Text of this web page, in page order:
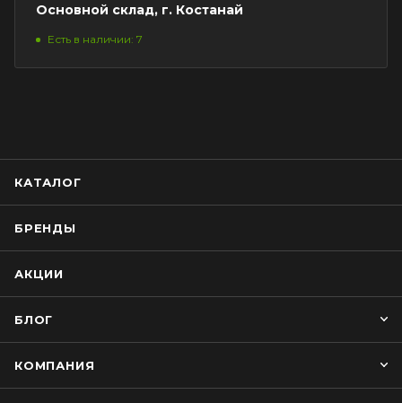
Основной склад, г. Костанай
Есть в наличии: 7
КАТАЛОГ
БРЕНДЫ
АКЦИИ
БЛОГ
КОМПАНИЯ